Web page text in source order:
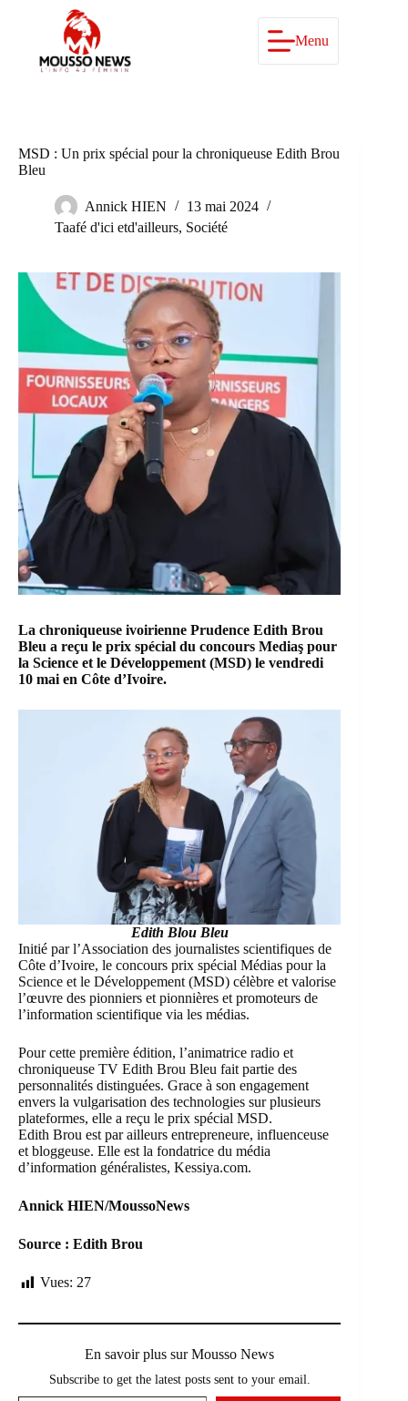
Menu
MSD : Un prix spécial pour la chroniqueuse Edith Brou
Bleu
Annick HIEN
13 mai 2024
Taafé d'ici etd'ailleurs, Société
La chroniqueuse ivoirienne Prudence Edith Brou
Bleu a reçu le prix spécial du concours Mediaş pour
la Science et le Développement (MSD) le vendredi
10 mai en Côte d’Ivoire.
Edith Blou Bleu
Initié par l’Association des journalistes scientifiques de
Côte d’Ivoire, le concours prix spécial Médias pour la
Science et le Développement (MSD) célèbre et valorise
l’œuvre des pionniers et pionnières et promoteurs de
l’information scientifique via les médias.
Pour cette première édition, l’animatrice radio et
chroniqueuse TV Edith Brou Bleu fait partie des
personnalités distinguées. Grace à son engagement
envers la vulgarisation des technologies sur plusieurs
plateformes, elle a reçu le prix spécial MSD.
Edith Brou est par ailleurs entrepreneure, influenceuse
et bloggeuse. Elle est la fondatrice du média
d’information généralistes, Kessiya.com.
Annick HIEN/MoussoNews
Source : Edith Brou
Vues: 27
En savoir plus sur Mousso News
Subscribe to get the latest posts sent to your email.
Saisissez votre adresse e-mail…